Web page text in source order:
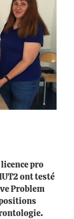
pro
ont testé
Problem